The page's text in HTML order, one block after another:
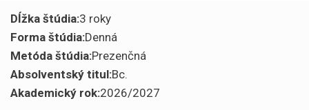
Dĺžka štúdia:3 roky
Forma štúdia:Denná
Metóda štúdia:Prezenčná
Absolventský titul:Bc.
Akademický rok:2026/2027